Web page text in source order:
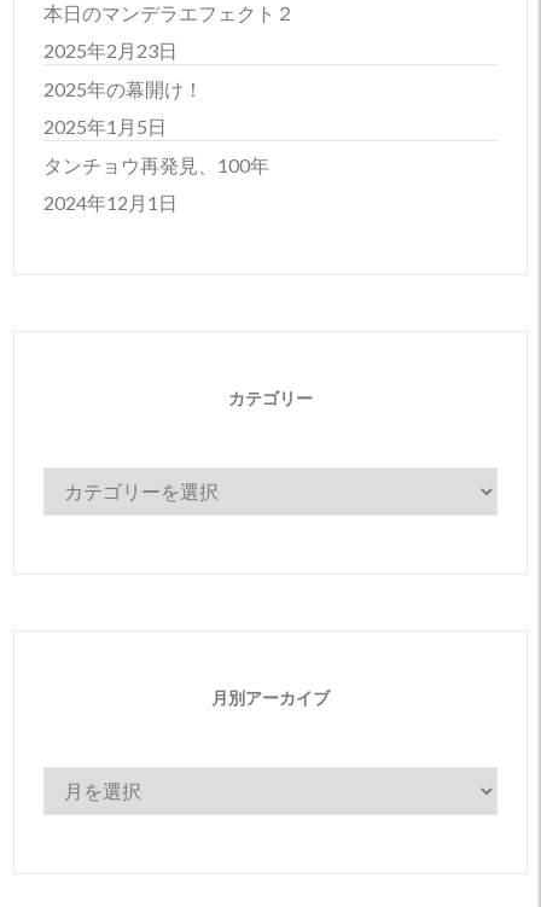
本日のマンデラエフェクト２
2025年2月23日
2025年の幕開け！
2025年1月5日
タンチョウ再発見、100年
2024年12月1日
カテゴリー
テ
リ
月別アーカイブ
別
ー